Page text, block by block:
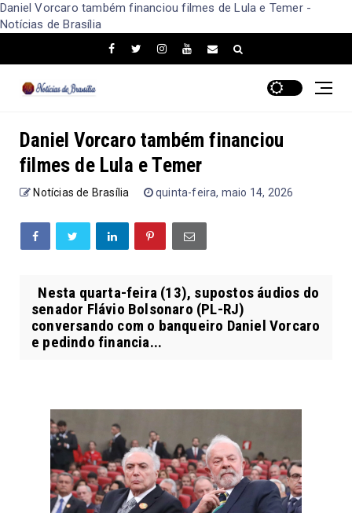
Daniel Vorcaro também financiou filmes de Lula e Temer -
Notícias de Brasília
Daniel Vorcaro também financiou
filmes de Lula e Temer
Notícias de Brasília quinta-feira, maio 14, 2026
Nesta quarta-feira (13), supostos áudios do
senador Flávio Bolsonaro (PL-RJ)
conversando com o banqueiro Daniel Vorcaro
e pedindo financia...